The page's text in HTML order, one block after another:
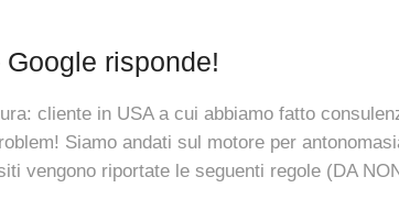
risponde!
cliente in USA a cui abbiamo fatto
Siamo andati sul motore per
vengono riportate le seguenti regole (DA